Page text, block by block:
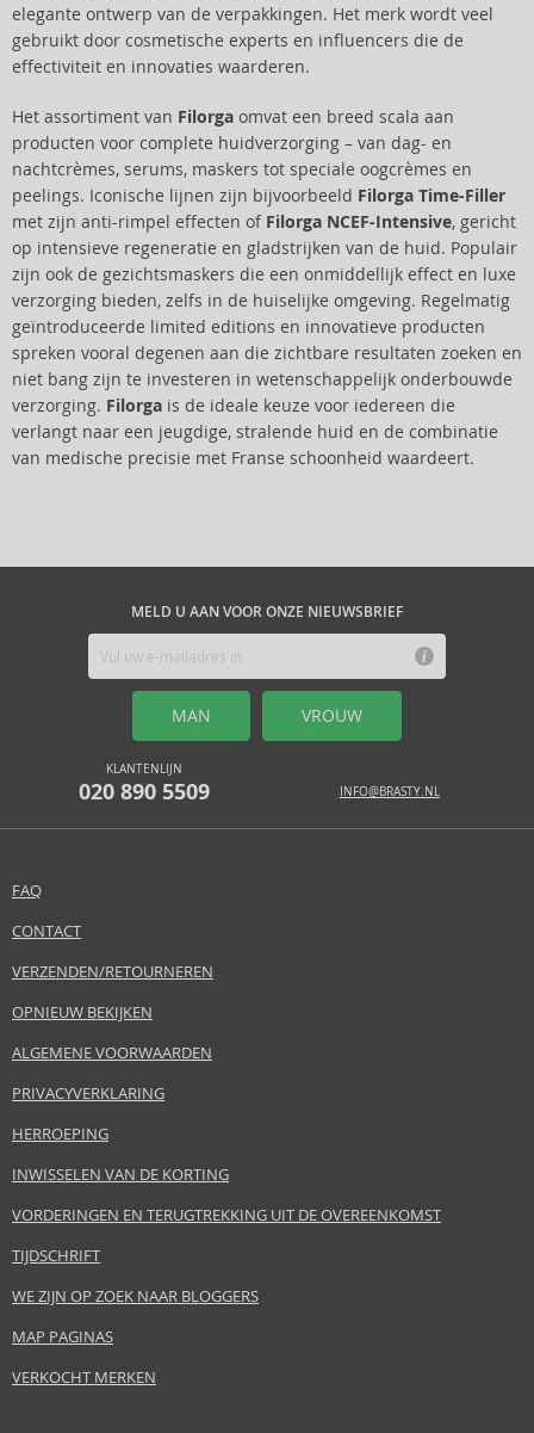
elegante ontwerp van de verpakkingen. Het merk wordt veel
gebruikt door cosmetische experts en influencers die de
effectiviteit en innovaties waarderen.
Het assortiment van Filorga omvat een breed scala aan
producten voor complete huidverzorging – van dag- en
nachtcrèmes, serums, maskers tot speciale oogcrèmes en
peelings. Iconische lijnen zijn bijvoorbeeld Filorga Time-Filler
met zijn anti-rimpel effecten of Filorga NCEF-Intensive, gericht
op intensieve regeneratie en gladstrijken van de huid. Populair
zijn ook de gezichtsmaskers die een onmiddellijk effect en luxe
verzorging bieden, zelfs in de huiselijke omgeving. Regelmatig
geïntroduceerde limited editions en innovatieve producten
spreken vooral degenen aan die zichtbare resultaten zoeken en
niet bang zijn te investeren in wetenschappelijk onderbouwde
verzorging. Filorga is de ideale keuze voor iedereen die
verlangt naar een jeugdige, stralende huid en de combinatie
van medische precisie met Franse schoonheid waardeert.
MELD U AAN VOOR ONZE NIEUWSBRIEF
MAN VROUW
KLANTENLIJN
020 890 5509 INFO@BRASTY.NL
FAQ
CONTACT
VERZENDEN/RETOURNEREN
OPNIEUW BEKIJKEN
ALGEMENE VOORWAARDEN
PRIVACYVERKLARING
HERROEPING
INWISSELEN VAN DE KORTING
VORDERINGEN EN TERUGTREKKING UIT DE OVEREENKOMST
TIJDSCHRIFT
WE ZIJN OP ZOEK NAAR BLOGGERS
MAP PAGINAS
VERKOCHT MERKEN